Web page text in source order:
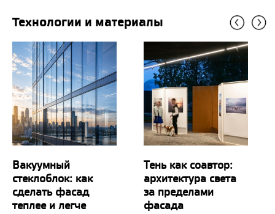
Технологии и материалы
Вакуумный
стеклоблок: как
сделать фасад
теплее и легче
Тень как соавтор:
архитектура света
за пределами
фасада